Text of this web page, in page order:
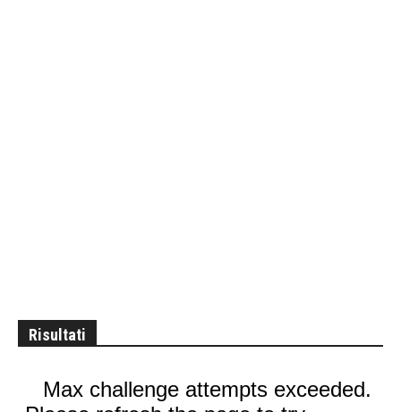
Risultati